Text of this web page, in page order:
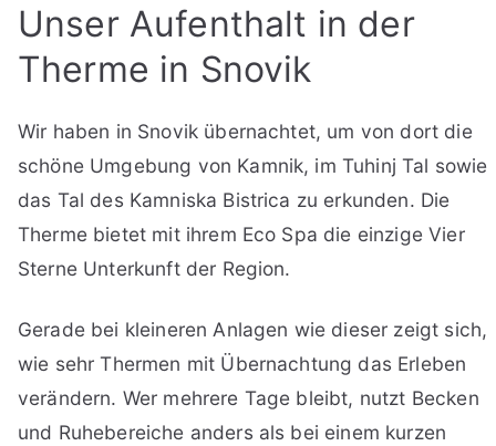
Unser Aufenthalt in der
Therme in Snovik
Wir haben in Snovik übernachtet, um von dort die
schöne Umgebung von Kamnik, im Tuhinj Tal sowie
das Tal des Kamniska Bistrica zu erkunden. Die
Therme bietet mit ihrem Eco Spa die einzige Vier
Sterne Unterkunft der Region.
Gerade bei kleineren Anlagen wie dieser zeigt sich,
wie sehr Thermen mit Übernachtung das Erleben
verändern. Wer mehrere Tage bleibt, nutzt Becken
und Ruhebereiche anders als bei einem kurzen